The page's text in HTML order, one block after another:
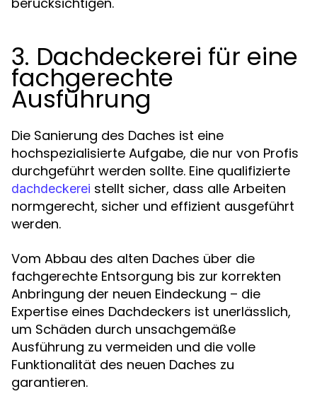
3. Dachdeckerei für eine
fachgerechte
Ausführung
Die Sanierung des Daches ist eine
hochspezialisierte Aufgabe, die nur von Profis
durchgeführt werden sollte. Eine qualifizierte
dachdeckerei stellt sicher, dass alle Arbeiten
normgerecht, sicher und effizient ausgeführt
werden.
Vom Abbau des alten Daches über die
fachgerechte Entsorgung bis zur korrekten
Anbringung der neuen Eindeckung – die
Expertise eines Dachdeckers ist unerlässlich,
um Schäden durch unsachgemäße
Ausführung zu vermeiden und die volle
Funktionalität des neuen Daches zu
garantieren.